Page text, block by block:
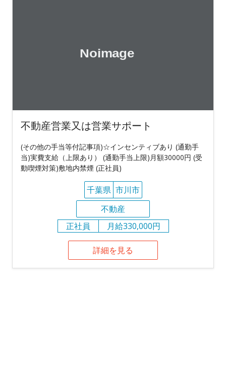
不動産営業又は営業サポート
(その他の手当等付記事項)☆インセンティブあり (通勤手
当)実費支給（上限あり） (通勤手当上限)月額30000円 (受
動喫煙対策)敷地内禁煙 (正社員)
千葉県 市川市
不動産
正社員
月給330,000円
詳細を見る